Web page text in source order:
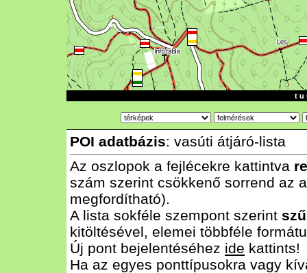
t u
POI adatbázis: vasúti átjáró-lista
Az oszlopok a fejlécekre kattintva
szám szerint csökkenő sorrend az
megfordítható).
A lista sokféle szempont szerint
kitöltésével, elemei többféle
Új pont bejelentéséhez ide kattints!
Ha az egyes ponttípusokra vagy